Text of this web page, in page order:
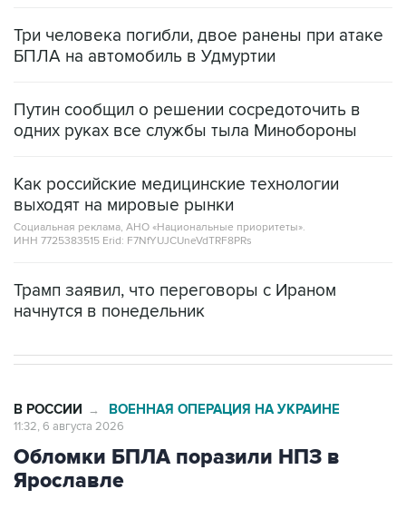
Три человека погибли, двое ранены при атаке
БПЛА на автомобиль в Удмуртии
Путин сообщил о решении сосредоточить в
одних руках все службы тыла Минобороны
Как российские медицинские технологии
выходят на мировые рынки
Социальная реклама, АНО «Национальные приоритеты».
ИНН 7725383515 Erid: F7NfYUJCUneVdTRF8PRs
Трамп заявил, что переговоры с Ираном
начнутся в понедельник
В РОССИИ → ВОЕННАЯ ОПЕРАЦИЯ НА УКРАИНЕ
11:32, 6 августа 2026
Обломки БПЛА поразили НПЗ в
Ярославле